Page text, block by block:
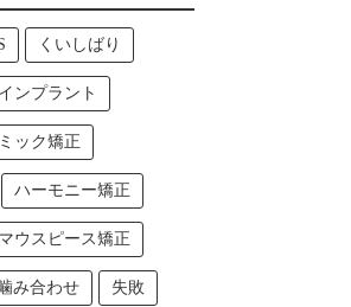
くいしばり
インプラント
ック矯正
ハーモニー矯正
マウスピース矯正
み合わせ 失敗